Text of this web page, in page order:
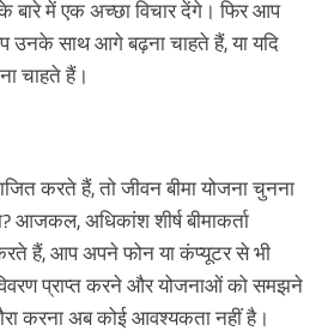
बारे में एक अच्छा विचार देंगे। फिर आप
उनके साथ आगे बढ़ना चाहते हैं, या यदि
चाहते हैं।
करते हैं, तो जीवन बीमा योजना चुनना
आजकल, अधिकांश शीर्ष बीमाकर्ता
हैं, आप अपने फोन या कंप्यूटर से भी
प्राप्त करने और योजनाओं को समझने
करना अब कोई आवश्यकता नहीं है।